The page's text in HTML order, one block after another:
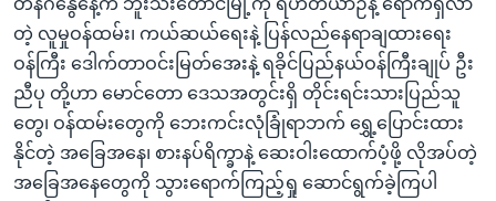
တဲ့ လူမှုဝန်ထမ်း၊ ကယ်ဆယ်ရေးနဲ့ ပြန်လည်နေရာချထားရေး
ဝန်ကြီး ဒေါက်တာဝင်းမြတ်အေးနဲ့ ရခိုင်ပြည်နယ်ဝန်ကြီးချုပ် ဦး
ညီပု တို့ဟာ မောင်တော ဒေသအတွင်းရှိ တိုင်းရင်းသားပြည်သူ
တွေ၊ ဝန်ထမ်းတွေကို ဘေးကင်းလုံခြုံရာဘက် ရွှေ့ပြောင်းထား
နိုင်တဲ့ အခြေအနေ၊ စားနပ်ရိက္ခာနဲ့ ဆေးဝါးထောက်ပံ့ဖို့ လိုအပ်တဲ့
အခြေအနေတွေကို သွားရောက်ကြည့်ရှု ဆောင်ရွက်ခဲ့ကြပါ